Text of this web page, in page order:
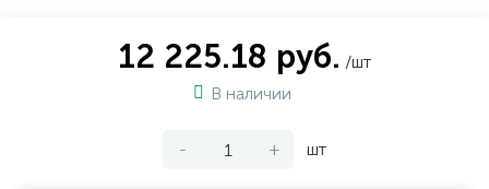
12 225.18 руб. /шт
В наличии
- + шт